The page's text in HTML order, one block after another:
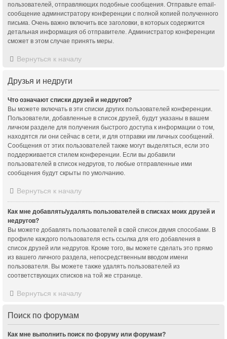
пользователей, отправляющих подобные сообщения. Отправьте email-
сообщение администратору конференции с полной копией полученного
письма. Очень важно включить все заголовки, в которых содержится
детальная информация об отправителе. Администратор конференции
сможет в этом случае принять меры.
Вернуться к началу
Друзья и недруги
Что означают списки друзей и недругов?
Вы можете включать в эти списки других пользователей конференции.
Пользователи, добавленные в список друзей, будут указаны в вашем
личном разделе для получения быстрого доступа к информации о том,
находятся ли они сейчас в сети, и для отправки им личных сообщений.
Сообщения от этих пользователей также могут выделяться, если это
поддерживается стилем конференции. Если вы добавили
пользователей в список недругов, то любые отправленные ими
сообщения будут скрыты по умолчанию.
Вернуться к началу
Как мне добавлять/удалять пользователей в списках моих друзей и
недругов?
Вы можете добавлять пользователей в свой список двумя способами. В
профиле каждого пользователя есть ссылка для его добавления в
список друзей или недругов. Кроме того, вы можете сделать это прямо
из вашего личного раздела, непосредственным вводом имени
пользователя. Вы можете также удалять пользователей из
соответствующих списков на той же странице.
Вернуться к началу
Поиск по форумам
Как мне выполнить поиск по форуму или форумам?